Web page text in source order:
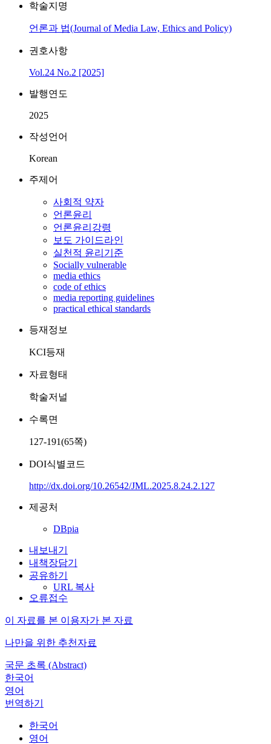
학술지명
언론과 법(Journal of Media Law, Ethics and Policy)
권호사항
Vol.24 No.2 [2025]
발행연도
2025
작성언어
Korean
주제어
사회적 약자
언론윤리
언론윤리강령
보도 가이드라인
실천적 윤리기준
Socially vulnerable
media ethics
code of ethics
media reporting guidelines
practical ethical standards
등재정보
KCI등재
자료형태
학술저널
수록면
127-191(65쪽)
DOI식별코드
http://dx.doi.org/10.26542/JML.2025.8.24.2.127
제공처
DBpia
내보내기
내책장담기
공유하기
URL 복사
오류접수
이 자료를 본 이용자가 본 자료
나만을 위한 추천자료
국문 초록 (Abstract)
한국어
영어
번역하기
한국어
영어